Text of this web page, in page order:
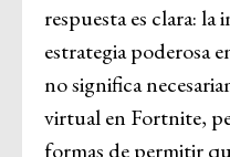
respuesta es clara:
estrategia poderosa
no significa
virtual en Fortnite,
formas de permitir